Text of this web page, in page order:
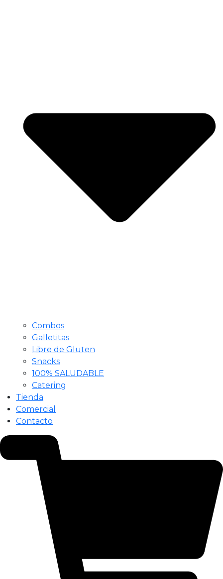
Combos
Galletitas
Libre de Gluten
Snacks
100% SALUDABLE
Catering
Tienda
Comercial
Contacto